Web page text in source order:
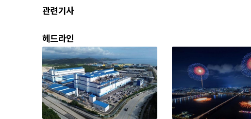
관련기사
헤드라인